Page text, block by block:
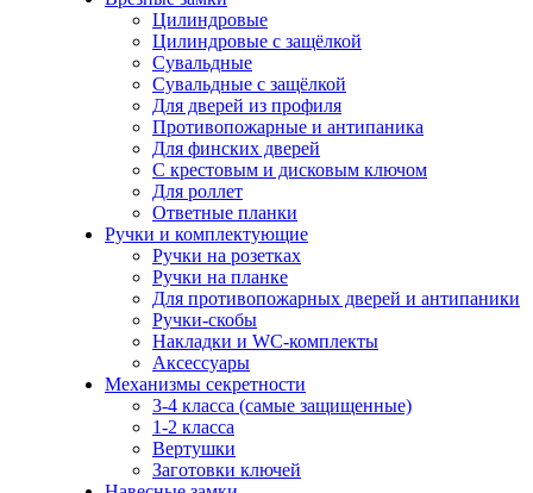
Цилиндровые
Цилиндровые с защёлкой
Сувальдные
Сувальдные с защёлкой
Для дверей из профиля
Противопожарные и антипаника
Для финских дверей
С крестовым и дисковым ключом
Для роллет
Ответные планки
Ручки и комплектующие
Ручки на розетках
Ручки на планке
Для противопожарных дверей и антипаники
Ручки-скобы
Накладки и WC-комплекты
Аксессуары
Механизмы секретности
3-4 класса (самые защищенные)
1-2 класса
Вертушки
Заготовки ключей